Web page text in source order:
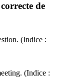
de
(Indice :
(Indice :